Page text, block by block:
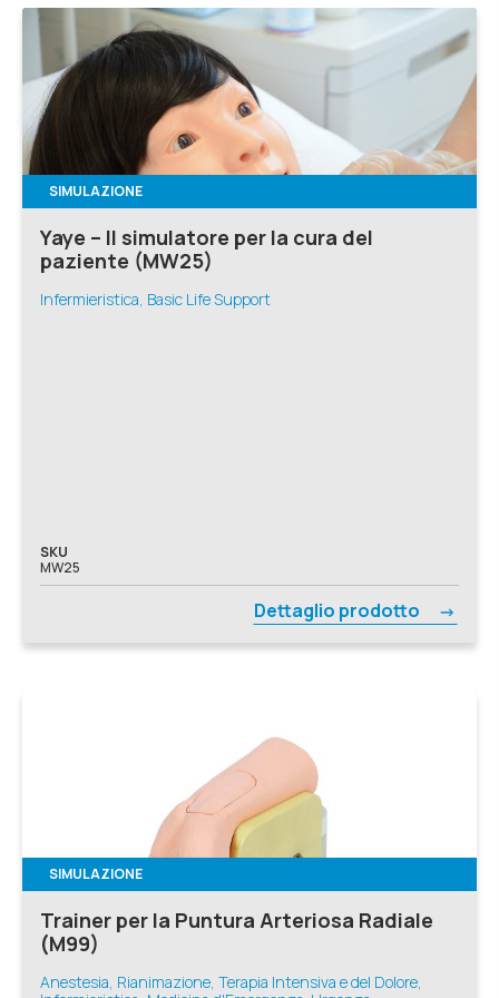
SIMULAZIONE
Yaye – Il simulatore per la cura del
paziente (MW25)
Infermieristica, Basic Life Support
SKU
MW25
Dettaglio prodotto
SIMULAZIONE
Trainer per la Puntura Arteriosa Radiale
(M99)
Anestesia, Rianimazione, Terapia Intensiva e del Dolore,